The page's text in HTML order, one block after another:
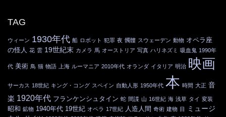
TAG
ウィーン 1930年代 船 ロボット 犯罪 夜 髑髏 スウェーデン 動物 オペラ座
の怪人 花 雲 19世紀末 カメラ 馬 オーストリア 写真 ハリネズミ 吸血鬼 1990年
代 美術 鳥 猫 物語 上海 ルーマニア 2010年代 オランダ イタリア 明治 映画
サーカス 18世紀 キング・コング スペイン 自動人形 1950年代 本 時間 大正 音
楽 1920年代 フランケンシュタイン 蛇 間諜 山 16世紀 海 浅草 タイ 変装
昭和 鉱物 1940年代 19世紀 オペラ 17世紀 人造人間 奇術 建物 目
ミュージ